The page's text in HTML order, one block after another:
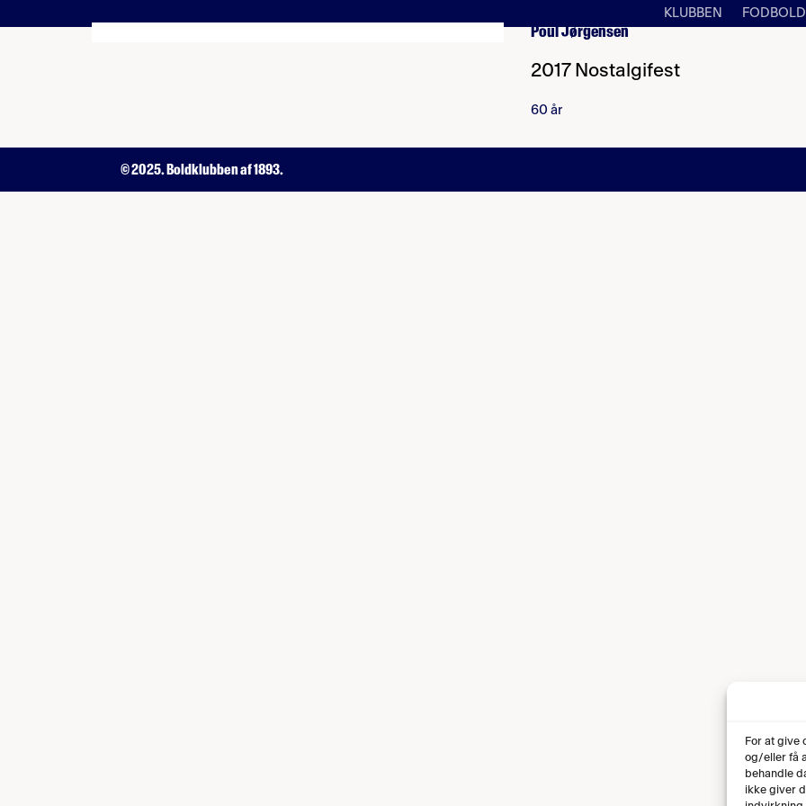
For at give
og/eller få
behandle
ikke giver
KLUBBEN
Poul Jørgensen
2017 Nostalgifest
60 år
© 2025. Boldklubben af 1893.